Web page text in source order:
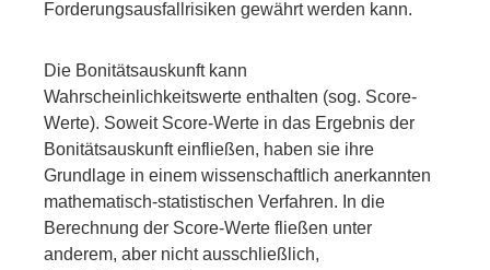
Forderungsausfallrisiken gewährt werden kann.
Die Bonitätsauskunft kann
Wahrscheinlichkeitswerte enthalten (sog. Score-
Werte). Soweit Score-Werte in das Ergebnis der
Bonitätsauskunft einfließen, haben sie ihre
Grundlage in einem wissenschaftlich anerkannten
mathematisch-statistischen Verfahren. In die
Berechnung der Score-Werte fließen unter
anderem, aber nicht ausschließlich,